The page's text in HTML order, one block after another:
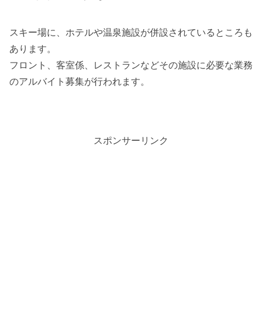
スキー場に、ホテルや温泉施設が併設されているところも
あります。
フロント、客室係、レストランなどその施設に必要な業務
のアルバイト募集が行われます。
スポンサーリンク